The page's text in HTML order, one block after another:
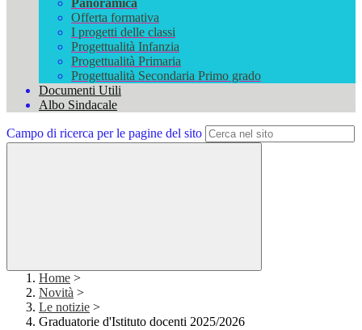
Panoramica
Offerta formativa
I progetti delle classi
Progettualità Infanzia
Progettualità Primaria
Progettualità Secondaria Primo grado
Documenti Utili
Albo Sindacale
Campo di ricerca per le pagine del sito
Home >
Novità >
Le notizie >
Graduatorie d'Istituto docenti 2025/2026